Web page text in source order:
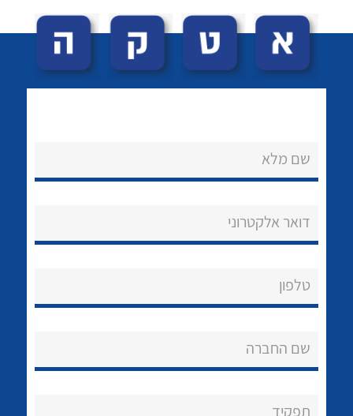
שירותי תמיכה
About Ateka Ltd.
לכל מוצרי היצרן לכל מוצרי היצרן
לכל מוצרי היצרן
שם מלא
דואר אלקטרוני
טלפון
שם החברה
תפקיד